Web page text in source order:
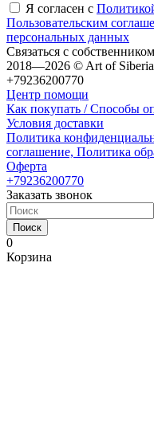
Я согласен с
Пользовательским
персональных данных
Связаться с собственником
2018—2026 © Art of Siberia
+79236200770
Центр помощи
Как покупать / Способы
Условия доставки
Политика
соглашение, Политика
Оферта
+79236200770
Заказать звонок
Поиск
0
Корзина